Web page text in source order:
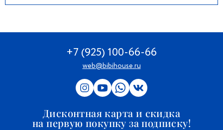
+7 (925) 100-66-66
web@bibihouse.ru
Дисконтная карта и скидка
на первую покупку за подписку!